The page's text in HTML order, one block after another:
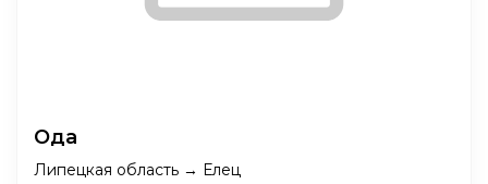
Ода
Липецкая область → Елец